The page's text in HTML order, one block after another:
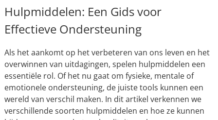
Hulpmiddelen: Een Gids voor
Effectieve Ondersteuning
Als het aankomt op het verbeteren van ons leven en het
overwinnen van uitdagingen, spelen hulpmiddelen een
essentiële rol. Of het nu gaat om fysieke, mentale of
emotionele ondersteuning, de juiste tools kunnen een
wereld van verschil maken. In dit artikel verkennen we
verschillende soorten hulpmiddelen en hoe ze kunnen